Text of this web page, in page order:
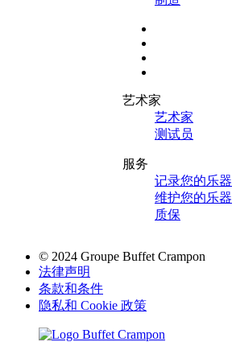
艺术家
艺术家
测试员
服务
记录您的乐器
维护您的乐器
质保
© 2024 Groupe Buffet Crampon
法律声明
条款和条件
隐私和 Cookie 政策